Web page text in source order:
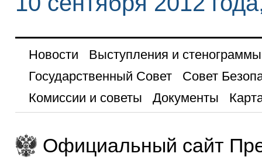
Новости
Выступления и стенограммы
Государственный Совет
Совет
Комиссии и советы
Документы
Официальный сайт